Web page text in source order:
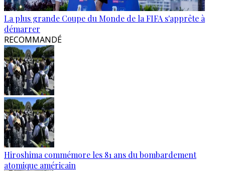
La plus grande Coupe du Monde de la FIFA s'apprête à
démarrer
RECOMMANDÉ
Hiroshima commémore les 81 ans du bombardement
atomique américain